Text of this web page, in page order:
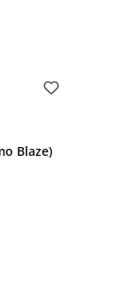
Blaze)